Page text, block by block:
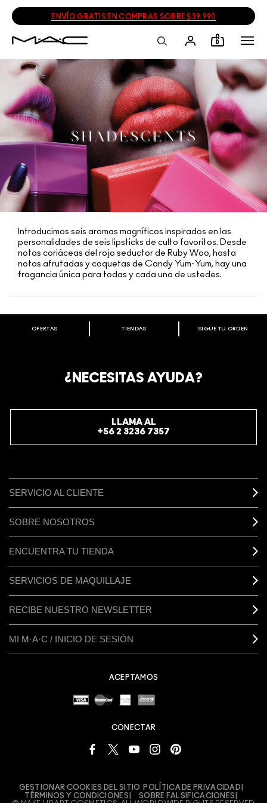
ENVÍO GRATIS EN COMPRAS SOBRE $39.990
0
Introducimos seis aromas magníficos inspirados en las
personalidades de seis lipsticks de culto favoritos. Desde
notas coriáceas del rojo seductor de Ruby Woo, hasta
notas afrutadas y coquetas de Candy Yum-Yum, hay una
fragancia única para todas y cada una de ustedes.
BIENVENIDO A M·A·C COSMETICS
REGÍSTRATE AHORA PARA RECIBIR INFORMACIÓN
OFERTAS TIENDAS SIGUE TU ORDEN
¿NECESITAS AYUDA?
LLAMA AL
+56 2 3236 7357
SERVICIO AL CLIENTE
SOBRE NOSOTROS
ENCUENTRA TU TIENDA
SERVICIOS DE MAQUILLAJE
RECIBE NUESTRO NEWSLETTER
MI M·A·C / INICIO DE SESIÓN
ACEPTAMOS
CONECTAR
GESTIONAR COOKIES DEL SITIO
POLÍTICA DE PRIVACIDAD
TÉRMINOS Y CONDICIONES
SOBRE FALSIFICACIONES